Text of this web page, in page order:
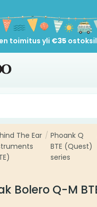
toimitus yli €35
The Ear / Phoank Q
BTE (Quest)
series
Bolero Q-M